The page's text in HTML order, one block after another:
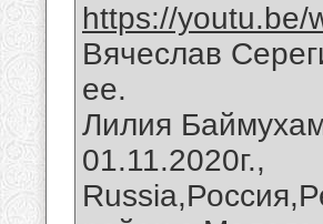
https://youtu.be/
Вячеслав
ее.
Лилия
01.11.2020г.,